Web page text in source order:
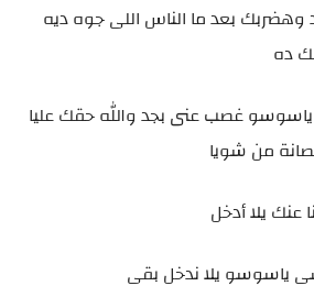
وهضربك بعد ما الناس اللى جوه ديه
ده
غصب عنى بجد والله حقك عليا
من شويا
يلا أدخل
ياسوسو يلا ندخل بقى